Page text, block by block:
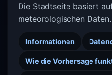
Die Stadtseite basiert
meteorologischen Daten.
Informationen
Wie die Vorhersage